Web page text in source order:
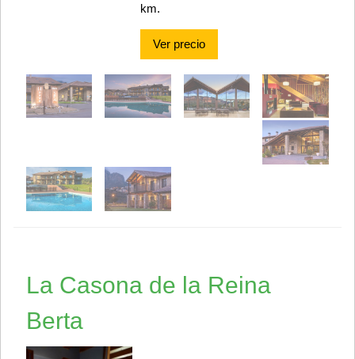
km.
Ver precio
La Casona de la Reina
Berta